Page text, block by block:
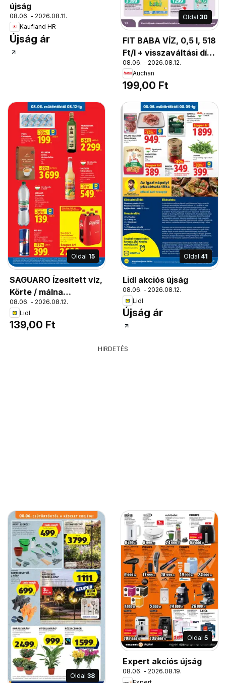
újság
08.06. - 2026.08.11.
Kaufland HR
Újság ár
Oldal 30
FIT BABA VÍZ, 0,5 l, 518
Ft/l + visszaváltási díj
50 Ft
08.06. - 2026.08.12.
Auchan
199,00 Ft
Oldal 15
SAGUARO Ízesített víz,
Körte / málna
Szénsavmentes +50 Ft
visszaváltási díj 1,5l; 1l
= 93 Ft
08.06. - 2026.08.12.
Lidl
139,00 Ft
Oldal 41
Lidl akciós újság
08.06. - 2026.08.12.
Lidl
Újság ár
HIRDETÉS
Oldal 38
Oldal 5
Expert akciós újság
08.06. - 2026.08.19.